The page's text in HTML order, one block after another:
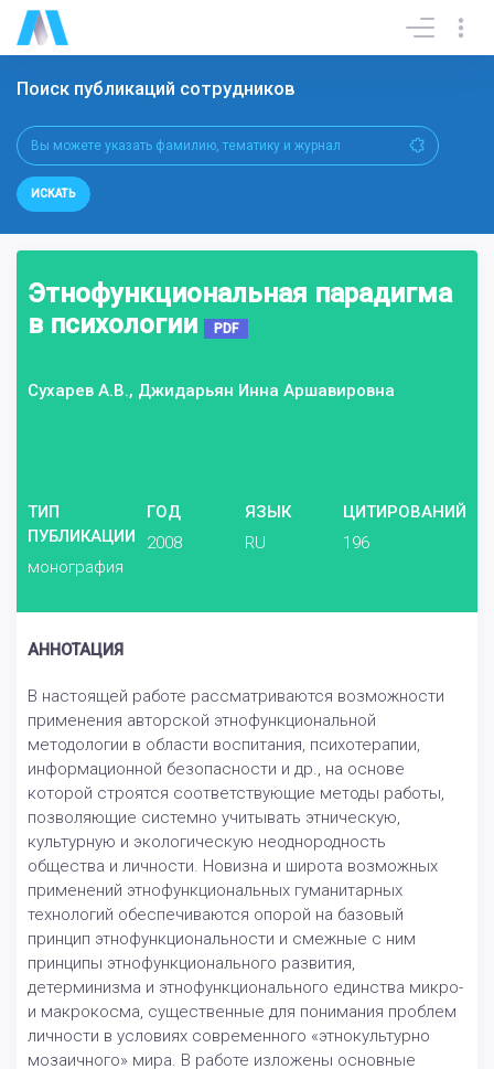
Поиск публикаций сотрудников
ИСКАТЬ
Этнофункциональная парадигма
в психологии
PDF
Сухарев А.В., Джидарьян Инна Аршавировна
ТИП
ПУБЛИКАЦИИ
монография
ГОД
2008
ЯЗЫК
RU
ЦИТИРОВАНИЙ
196
АННОТАЦИЯ
В настоящей работе рассматриваются возможности
применения авторской этнофункциональной
методологии в области воспитания, психотерапии,
информационной безопасности и др., на основе
которой строятся соответствующие методы работы,
позволяющие системно учитывать этническую,
культурную и экологическую неоднородность
общества и личности. Новизна и широта возможных
применений этнофункциональных гуманитарных
технологий обеспечиваются опорой на базовый
принцип этнофункциональности и смежные с ним
принципы этнофункционального развития,
детерминизма и этнофункционального единства микро-
и макрокосма, существенные для понимания проблем
личности в условиях современного «этнокультурно
мозаичного» мира. В работе изложены основные